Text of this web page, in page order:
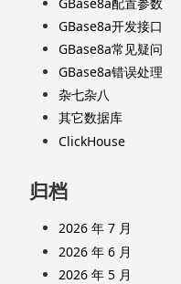
GBase8a开发接口
GBase8a常见疑问
GBase8a错误处理
杂七杂八
其它数据库
ClickHouse
归档
2026 年 7 月
2026 年 6 月
2026 年 5 月